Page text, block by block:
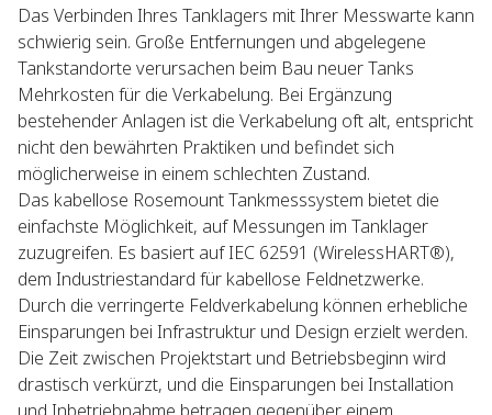
Das Verbinden Ihres Tanklagers mit Ihrer Messwarte kann
schwierig sein. Große Entfernungen und abgelegene
Tankstandorte verursachen beim Bau neuer Tanks
Mehrkosten für die Verkabelung. Bei Ergänzung
bestehender Anlagen ist die Verkabelung oft alt, entspricht
nicht den bewährten Praktiken und befindet sich
möglicherweise in einem schlechten Zustand.
Das kabellose Rosemount Tankmesssystem bietet die
einfachste Möglichkeit, auf Messungen im Tanklager
zuzugreifen. Es basiert auf IEC 62591 (WirelessHART®),
dem Industriestandard für kabellose Feldnetzwerke.
Durch die verringerte Feldverkabelung können erhebliche
Einsparungen bei Infrastruktur und Design erzielt werden.
Die Zeit zwischen Projektstart und Betriebsbeginn wird
drastisch verkürzt, und die Einsparungen bei Installation